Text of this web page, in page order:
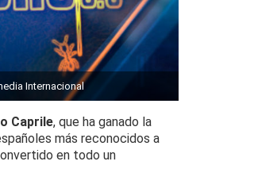
Internacional
Caprile, que ha ganado la
más reconocidos a
en todo un